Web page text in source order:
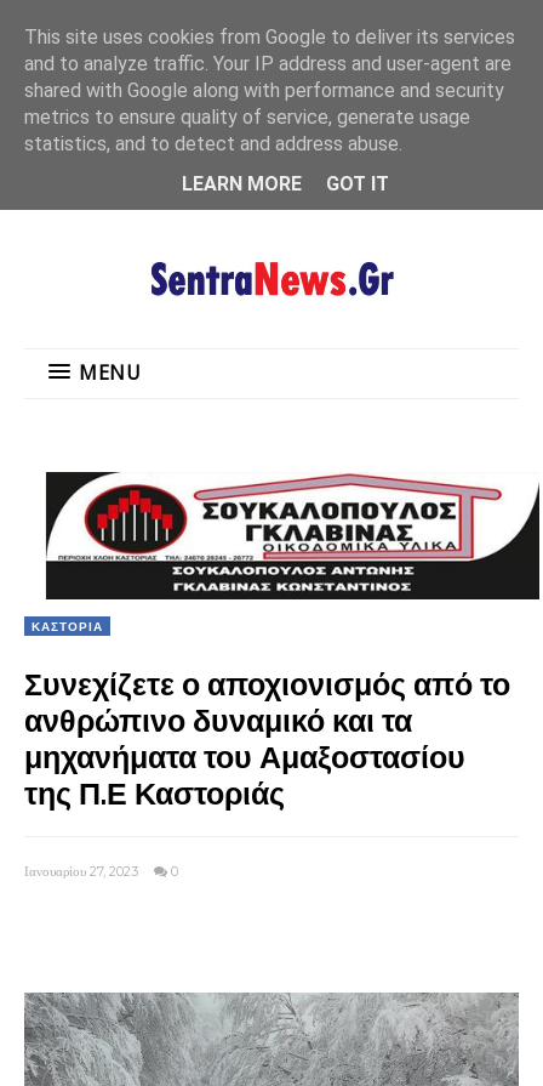
MENU
MENU
ΚΑΣΤΟΡΙΑ
Συνεχίζετε ο αποχιονισμός από το
ανθρώπινο δυναμικό και τα
μηχανήματα του Αμαξοστασίου
της Π.Ε Καστοριάς
Ιανουαρίου 27, 2023 0
This site uses cookies from Google to deliver its services
and to analyze traffic. Your IP address and user-agent are
shared with Google along with performance and security
metrics to ensure quality of service, generate usage
statistics, and to detect and address abuse.
LEARN MORE
GOT IT